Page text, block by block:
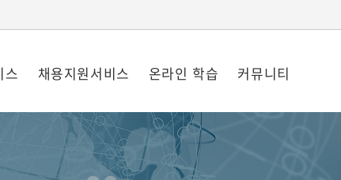
스 채용지원서비스 온라인 학습 커뮤니티